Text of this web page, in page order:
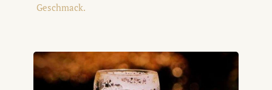
Geschmack.